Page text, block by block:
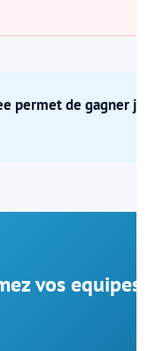
permet de gagner
vos equipes